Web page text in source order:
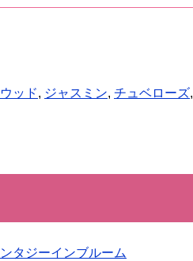
ッド, ジャスミン, チュベローズ,
タジーインブルーム